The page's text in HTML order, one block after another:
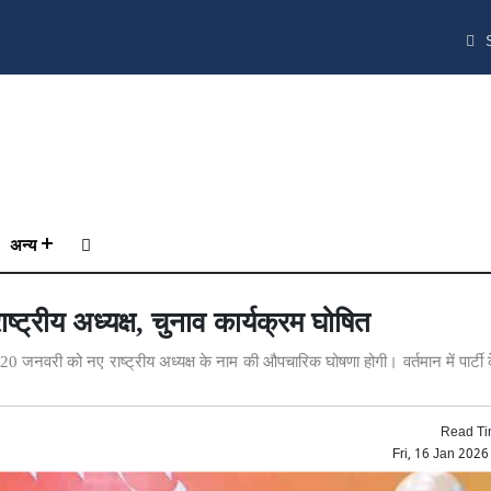
अन्य
अध्यक्ष, चुनाव कार्यक्रम घोषित
को नए राष्ट्रीय अध्यक्ष के नाम की औपचारिक घोषणा होगी। वर्तमान में पार्टी
Read
Fri, 16 Jan